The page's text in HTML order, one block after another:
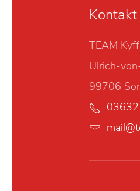
TEAM
Ulrich-
99706